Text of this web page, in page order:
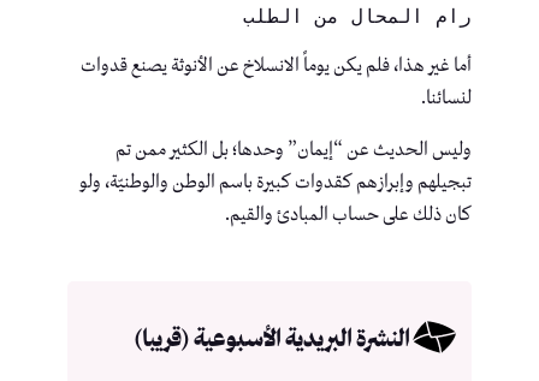
رام المحال من الطلب
أما غير هذا، فلم يكن يوماً الانسلاخ عن الأنوثة يصنع قدوات
لنسائنا.
وليس الحديث عن “إيمان” وحدها؛ بل الكثير ممن تم
تبجيلهم وإبرازهم كقدوات كبيرة باسم الوطن والوطنيّة، ولو
كان ذلك على حساب المبادئ والقيم.
النشرة البريدية الأسبوعية (قريبا)